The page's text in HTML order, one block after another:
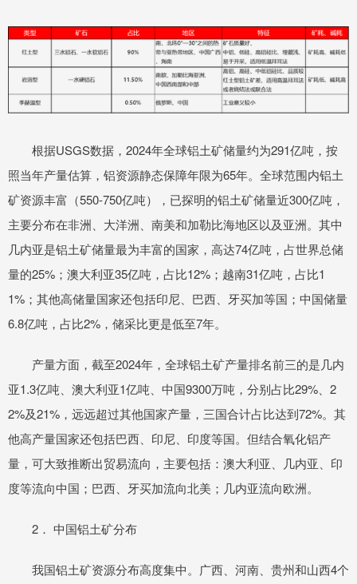
根据USGS数据，2024年全球铝土矿储量约为291亿吨，按
照当年产量估算，铝资源静态保障年限为65年。全球范围内铝土
矿资源丰富（550-750亿吨），已探明的铝土矿储量近300亿吨，
主要分布在非洲、大洋洲、南美和加勒比海地区以及亚洲。其中
几内亚是铝土矿储量最为丰富的国家，高达74亿吨，占世界总储
量的25%；澳大利亚35亿吨，占比12%；越南31亿吨，占比1
1%；其他高储量国家还包括印尼、巴西、牙买加等国；中国储量
6.8亿吨，占比2%，储采比更是低至7年。
产量方面，截至2024年，全球铝土矿产量排名前三的是几内
亚1.3亿吨、澳大利亚1亿吨、中国9300万吨，分别占比29%、2
2%及21%，远远超过其他国家产量，三国合计占比达到72%。其
他高产量国家还包括巴西、印尼、印度等国。但结合氧化铝产
量，可大致推断出贸易流向，主要包括：澳大利亚、几内亚、印
度等流向中国；巴西、牙买加流向北美；几内亚流向欧洲。
2． 中国铝土矿分布
我国铝土矿资源分布高度集中。广西、河南、贵州和山西4个